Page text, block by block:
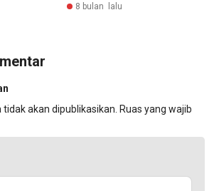
8 bulan lalu
akan dipublikasikan. Ruas yang wajib